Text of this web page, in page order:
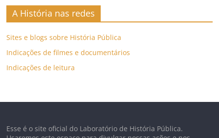
A História nas redes
Sites e blogs sobre História Pública
Indicações de filmes e documentários
Indicações de leitura
Esse é o site oficial do Laboratório de História Pública.